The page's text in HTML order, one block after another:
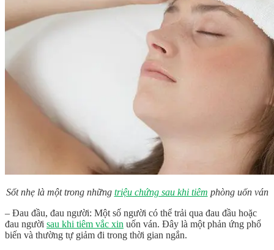
Sốt nhẹ là một trong những triệu chứng sau khi tiêm phòng uốn ván
– Đau đầu, đau người: Một số người có thể trải qua đau đầu hoặc
đau người sau khi tiêm vắc xin uốn ván. Đây là một phản ứng phổ
biến và thường tự giảm đi trong thời gian ngắn.